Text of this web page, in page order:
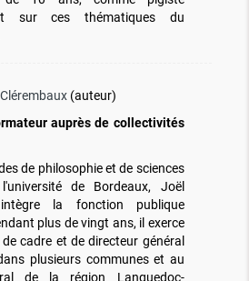
sur ces thématiques du
(auteur)
auprès de collectivités
de philosophie et de sciences
de Bordeaux, Joël
intègre la fonction publique
plus de vingt ans, il exerce
cadre et de directeur général
plusieurs communes et au
de la région Languedoc-